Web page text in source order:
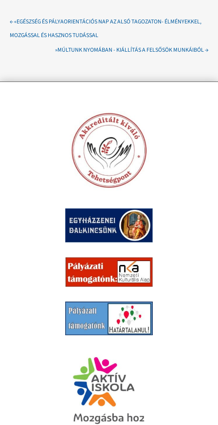
←«EGÉSZSÉG ÉS PÁLYAORIENTÁCIÓS NAP AZ ALSÓ TAGOZATON- ÉLMÉNYEKKEL,
MOZGÁSSAL ÉS HASZNOS TUDÁSSAL
»MÚLTUNK NYOMÁBAN - KIÁLLÍTÁS A FELSŐSÖK MUNKÁIBÓL→